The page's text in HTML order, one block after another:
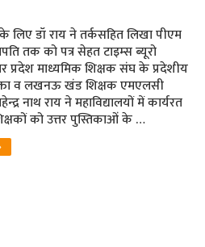
लिए डॉ राय ने तर्कसहित लिखा पीएम
तक को पत्र सेहत टाइम्‍स ब्‍यूरो
प्रदेश माध्यमिक शिक्षक संघ के प्रदेशीय
व लखनऊ खंड शिक्षक एमएलसी
नाथ राय ने महाविद्यालयों में कार्यरत
को उत्तर पुस्तिकाओं के …